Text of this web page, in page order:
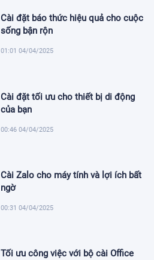
Cài đặt báo thức hiệu quả cho cuộc
sống bận rộn
01:01 04/04/2025
Cài đặt tối ưu cho thiết bị di động
của bạn
00:46 04/04/2025
Cài Zalo cho máy tính và lợi ích bất
ngờ
00:31 04/04/2025
Tối ưu công việc với bộ cài Office